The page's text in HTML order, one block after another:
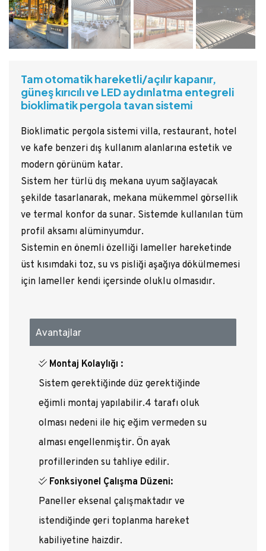
Tam otomatik hareketli/açılır kapanır,
güneş kırıcılı ve LED aydınlatma entegreli
bioklimatik pergola tavan sistemi
Bioklimatic pergola sistemi villa, restaurant, hotel
ve kafe benzeri dış kullanım alanlarına estetik ve
modern görünüm katar.
Sistem her türlü dış mekana uyum sağlayacak
şekilde tasarlanarak, mekana mükemmel görsellik
ve termal konfor da sunar. Sistemde kullanılan tüm
profil aksamı alüminyumdur.
Sistemin en önemli özelliği lameller hareketinde
üst kısımdaki toz, su vs pisliği aşağıya dökülmemesi
için lameller kendi içersinde oluklu olmasıdır.
Avantajlar
Montaj Kolaylığı :
Sistem gerektiğinde düz gerektiğinde
eğimli montaj yapılabilir.4 tarafı oluk
olması nedeni ile hiç eğim vermeden su
alması engellenmiştir. Ön ayak
profillerinden su tahliye edilir.
Fonksiyonel Çalışma Düzeni:
Paneller eksenal çalışmaktadır ve
istendiğinde geri toplanma hareket
kabiliyetine haizdir.